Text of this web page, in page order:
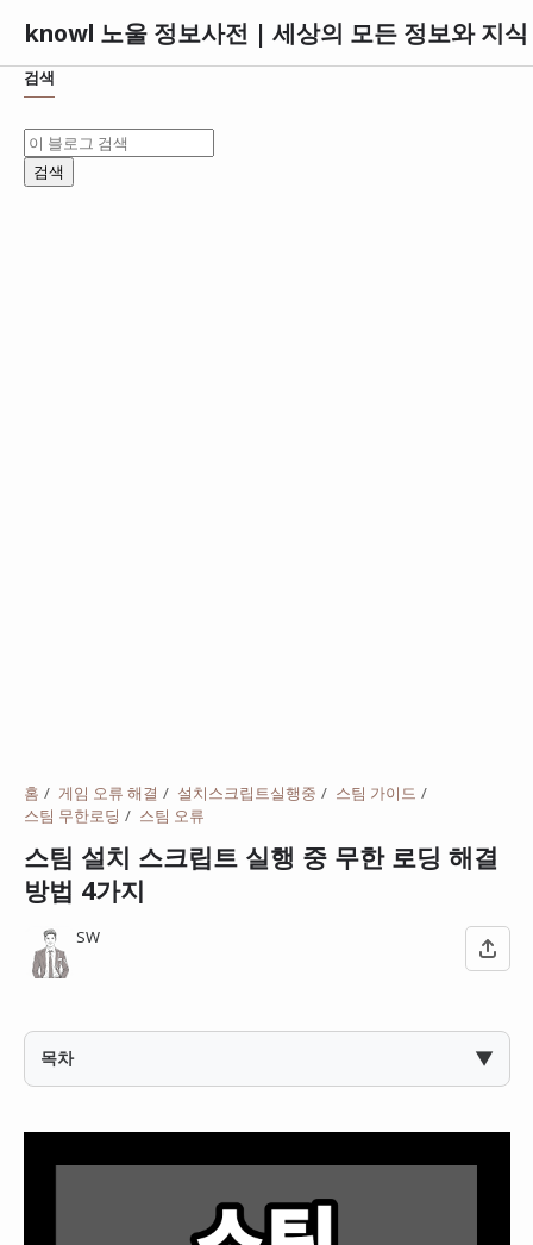
knowl 노울 정보사전 | 세상의 모든 정보와 지
검색
홈 게임 오류 해결 설치스크립트실행중
스팀 가이드
스팀 무한로딩
스팀 오류
스팀 설치 스크립트 실행 중 무한 로딩 해결
방법 4가지
SW
목차 ▼